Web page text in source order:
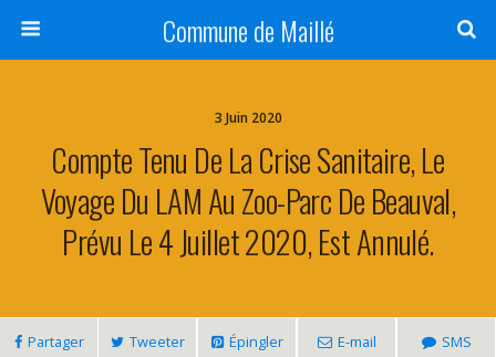
Commune de Maillé
3 Juin 2020
Compte Tenu De La Crise Sanitaire, Le
Voyage Du LAM Au Zoo-Parc De Beauval,
Prévu Le 4 Juillet 2020, Est Annulé.
Partager Tweeter Épingler E-mail SMS